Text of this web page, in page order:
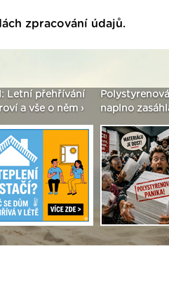
zpracování údajů.
o něm ›
Polystyrenová panika
naplno zasáhla Česko ›